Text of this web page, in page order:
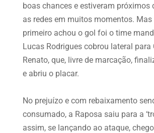
boas chances e estiveram próximos
as redes em muitos momentos. Mas
primeiro achou o gol foi o time
Lucas Rodrigues cobrou lateral para
Renato, que, livre de marcação,
e abriu o placar.
No prejuízo e com rebaixamento
consumado, a Raposa saiu para a
assim, se lançando ao ataque,